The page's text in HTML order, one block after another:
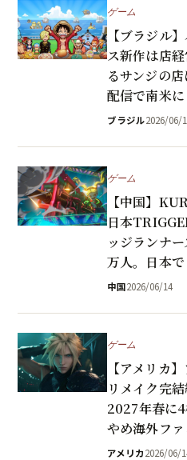
ゲーム
【ブラジル
ス新作は店
るサンジの
配信で南米に
ブラジル2026/06/
ゲーム
【中国】
日本
ッジランナ
万人。日本
中国2026/06/14
ゲーム
【アメリカ
リメイク完
2027年春に
やめ海外フ
アメリカ2026/06/